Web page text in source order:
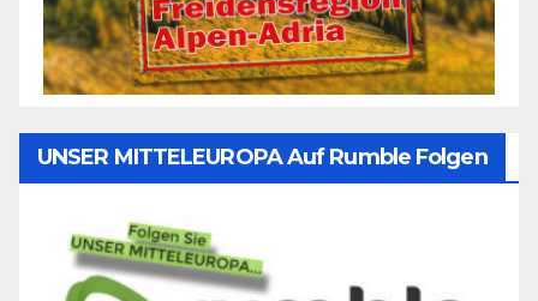
UNSER MITTELEUROPA Auf Rumble Folgen